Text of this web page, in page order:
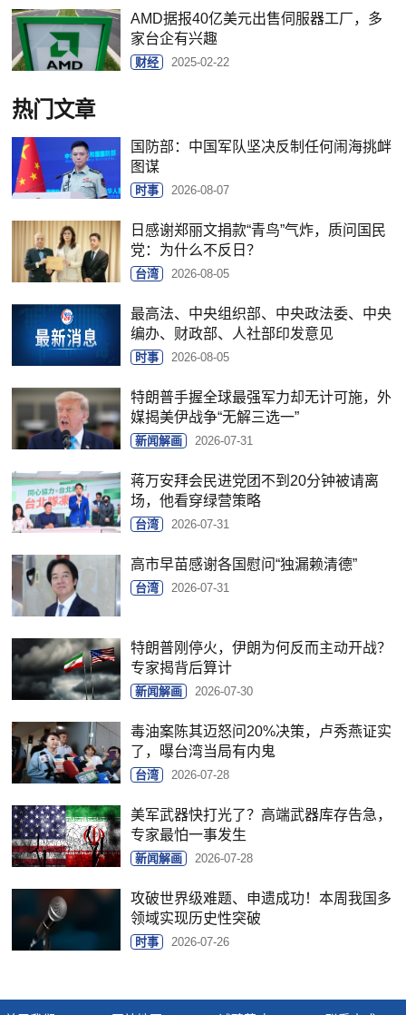
AMD据报40亿美元出售伺服器工厂，多
家台企有兴趣
财经 2025-02-22
热门文章
国防部：中国军队坚决反制任何闹海挑衅
图谋
时事 2026-08-07
日感谢郑丽文捐款“青鸟”气炸，质问国民
党：为什么不反日？
台湾 2026-08-05
最高法、中央组织部、中央政法委、中央
编办、财政部、人社部印发意见
时事 2026-08-05
特朗普手握全球最强军力却无计可施，外
媒揭美伊战争“无解三选一”
新闻解画 2026-07-31
蒋万安拜会民进党团不到20分钟被请离
场，他看穿绿营策略
台湾 2026-07-31
高市早苗感谢各国慰问“独漏赖清德”
台湾 2026-07-31
特朗普刚停火，伊朗为何反而主动开战？
专家揭背后算计
新闻解画 2026-07-30
毒油案陈其迈怒问20%决策，卢秀燕证实
了，曝台湾当局有内鬼
台湾 2026-07-28
美军武器快打光了？高端武器库存告急，
专家最怕一事发生
新闻解画 2026-07-28
攻破世界级难题、申遗成功！本周我国多
领域实现历史性突破
时事 2026-07-26